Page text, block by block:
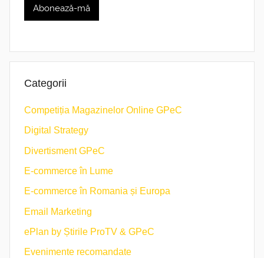
Categorii
Competiția Magazinelor Online GPeC
Digital Strategy
Divertisment GPeC
E-commerce în Lume
E-commerce în Romania și Europa
Email Marketing
ePlan by Știrile ProTV & GPeC
Evenimente recomandate